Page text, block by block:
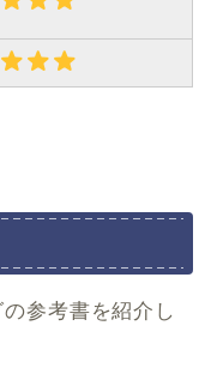
参考書を紹介し